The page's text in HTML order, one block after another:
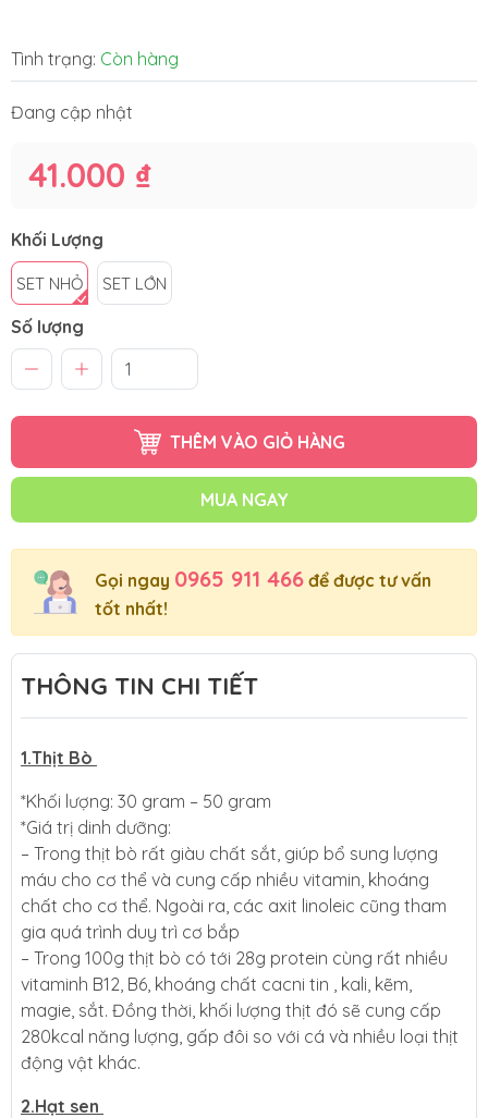
Tình trạng: Còn hàng
Đang cập nhật
41.000 ₫
Khối Lượng
SET NHỎ SET LỚN
Số lượng
THÊM VÀO GIỎ HÀNG
MUA NGAY
Gọi ngay 0965 911 466 để được tư vấn
tốt nhất!
THÔNG TIN CHI TIẾT
1.Thịt Bò
*Khối lượng: 30 gram – 50 gram
*Giá trị dinh dưỡng:
– Trong thịt bò rất giàu chất sắt, giúp bổ sung lượng
máu cho cơ thể và cung cấp nhiều vitamin, khoáng
chất cho cơ thể. Ngoài ra, các axit linoleic cũng tham
gia quá trình duy trì cơ bắp
– Trong 100g thịt bò có tới 28g protein cùng rất nhiều
vitaminh B12, B6, khoáng chất cacni tin , kali, kẽm,
magie, sắt. Đồng thời, khối lượng thịt đó sẽ cung cấp
280kcal năng lượng, gấp đôi so với cá và nhiều loại thịt
động vật khác.
2.Hạt sen